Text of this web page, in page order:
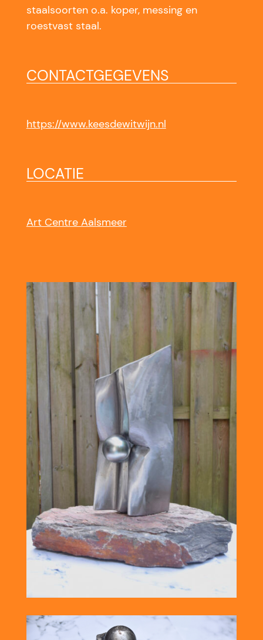
staalsoorten o.a. koper, messing en
roestvast staal.
CONTACTGEGEVENS
https://www.keesdewitwijn.nl
LOCATIE
Art Centre Aalsmeer